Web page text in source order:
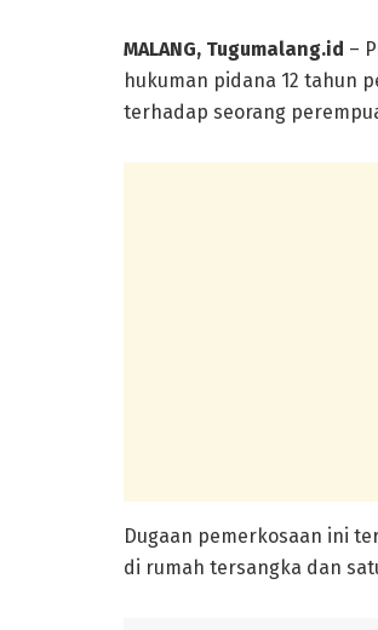
MALANG, Tugumalang.id –
hukuman pidana 12 tahun
terhadap seorang
Dugaan pemerkosaan ini
di rumah tersangka dan